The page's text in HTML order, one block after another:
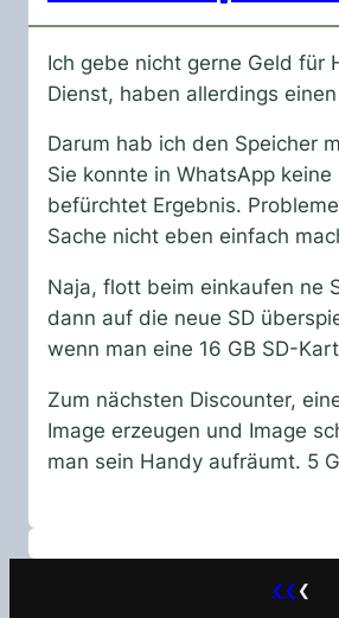
Ich gebe nicht gerne Geld für
Dienst, haben allerdings
Darum hab ich den Speicher
Sie konnte in WhatsApp
befürchtet Ergebnis.
Sache nicht eben einfach
Naja, flott beim einkaufen ne
dann auf die neue SD
wenn man eine 16 GB SD-
Zum nächsten Discounter,
Image erzeugen und Image
man sein Handy aufräumt. 5
❮❮ ❮